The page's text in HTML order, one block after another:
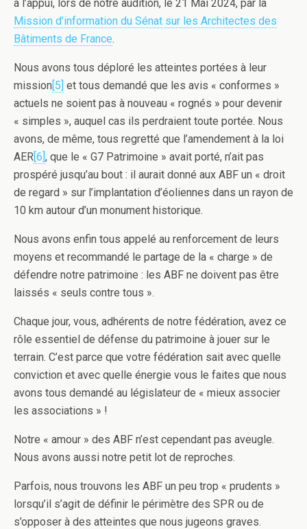
à l’appui, lors de notre audition, le 21 Mai 2024, par la
Mission d’information du Sénat sur les Architectes des
Bâtiments de France.
Nous avons tous déploré les atteintes portées à leur
mission[5] et tous demandé que les avis « conformes »
actuels ne soient pas à nouveau « rognés » pour devenir
« simples », auquel cas ils perdraient toute portée. Nous
avons, de même, tous regretté que l’amendement à la loi
AER[6], que le « G7 Patrimoine » avait porté, n’ait pas
prospéré jusqu’au bout : il aurait donné aux ABF un « droit
de regard » sur l’implantation d’éoliennes dans un rayon de
10 km autour d’un monument historique.
Nous avons enfin tous appelé au renforcement de leurs
moyens et recommandé le partage de la « charge » de
défendre notre patrimoine : les ABF ne doivent pas être
laissés « seuls contre tous ».
Chaque jour, vous, adhérents de notre fédération, avez ce
rôle essentiel de défense du patrimoine à jouer sur le
terrain. C’est parce que votre fédération sait avec quelle
conviction et avec quelle énergie vous le faites que nous
avons tous demandé au législateur de « mieux associer
les associations » !
Notre « amour » des ABF n’est cependant pas aveugle.
Nous avons aussi notre petit lot de reproches.
Parfois, nous trouvons les ABF un peu trop « prudents »
lorsqu’il s’agit de définir le périmètre des SPR ou de
s’opposer à des atteintes que nous jugeons graves.